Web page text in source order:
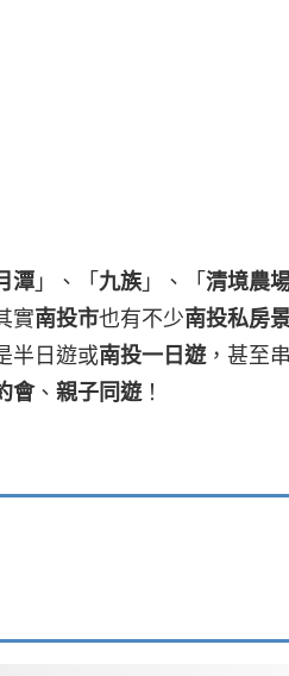
潭」、「 九族」、「 清境農
實南投市也有不少南投私房
半日遊或南投一日遊，甚至
會、 親子同遊！